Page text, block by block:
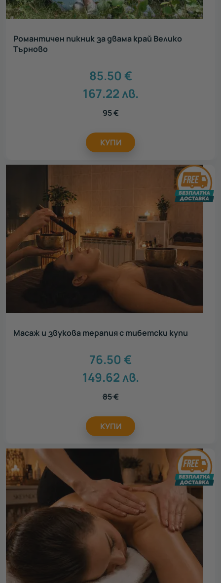
Романтичен пикник за двама край Велико
Търново
85.50 €
167.22 лв.
95€
КУПИ
Масаж и звукова терапия с тибетски купи
76.50 €
149.62 лв.
85€
КУПИ